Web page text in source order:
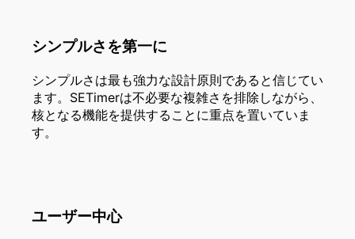
シンプルさを第一に
シンプルさは最も強力な設計原則であると信じてい
ます。SETimerは不必要な複雑さを排除しながら、
核となる機能を提供することに重点を置いていま
す。
ユーザー中心